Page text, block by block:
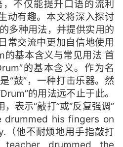
不仅能提升口语的流利
动有趣。本文将深入探讨
多种用法，并提供实用的
常交流中更加自信地使用
的基本含义与常见用法 首
的基本含义。作为名
“鼓”，一种打击乐器。然
的用法远不止于此。
表示“敲打”或“反复强调”
his fingers on
他不耐烦地用手指敲打
drummed the